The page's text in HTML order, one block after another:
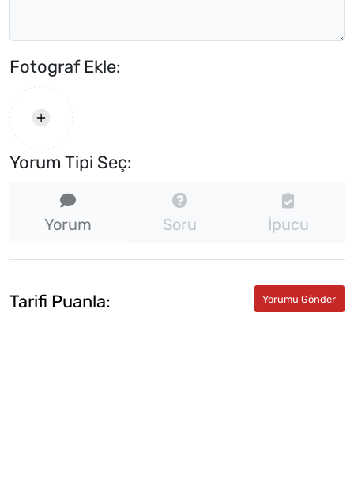
Fotograf Ekle:
Yorum Tipi Seç:
Yorum Soru İpucu
Tarifi Puanla: